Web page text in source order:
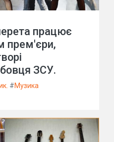
працює
прем'єри,
ЗСУ.
#Музика